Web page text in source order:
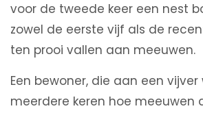
voor de tweede keer een nest
zowel de eerste vijf als de
ten prooi vallen aan meeuwen.
Een bewoner, die aan een
meerdere keren hoe meeuwen